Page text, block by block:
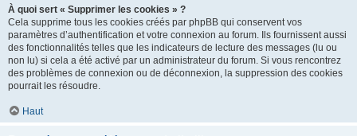
À quoi sert « Supprimer les cookies » ?
Cela supprime tous les cookies créés par phpBB qui conservent vos
paramètres d’authentification et votre connexion au forum. Ils fournissent aussi
des fonctionnalités telles que les indicateurs de lecture des messages (lu ou
non lu) si cela a été activé par un administrateur du forum. Si vous rencontrez
des problèmes de connexion ou de déconnexion, la suppression des cookies
pourrait les résoudre.
Haut